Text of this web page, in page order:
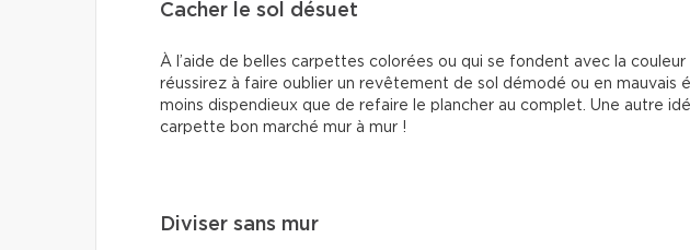
Cacher le sol désuet
À l’aide de belles carpettes colorées ou qui se fondent avec la
réussirez à faire oublier un revêtement de sol démodé ou en mauvais
moins dispendieux que de refaire le plancher au complet. Une autre
carpette bon marché mur à mur !
Diviser sans mur